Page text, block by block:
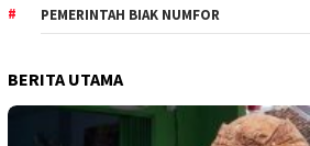
PEMERINTAH BIAK NUMFOR
BERITA UTAMA